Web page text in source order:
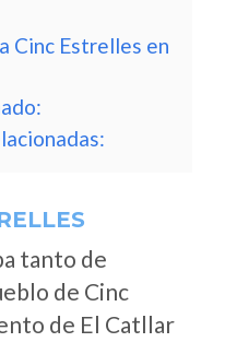
Cinc Estrelles en
tanto de
de Cinc
de El Catllar